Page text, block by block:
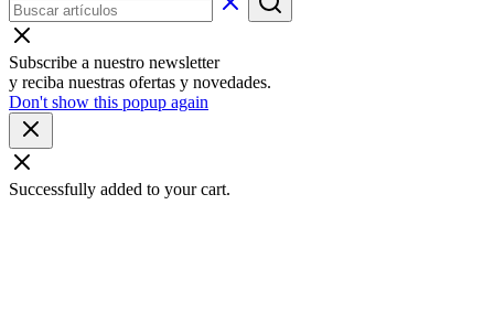
Subscribe a nuestro newsletter
y reciba nuestras ofertas y novedades.
Don't show this popup again
Successfully added to your cart.